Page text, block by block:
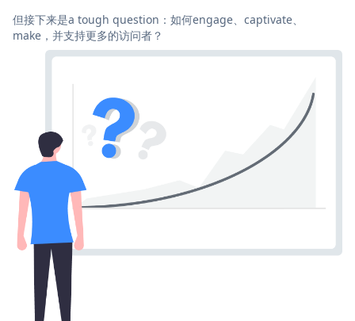
但接下来是a tough question：如何engage、captivate、
make，并支持更多的访问者？